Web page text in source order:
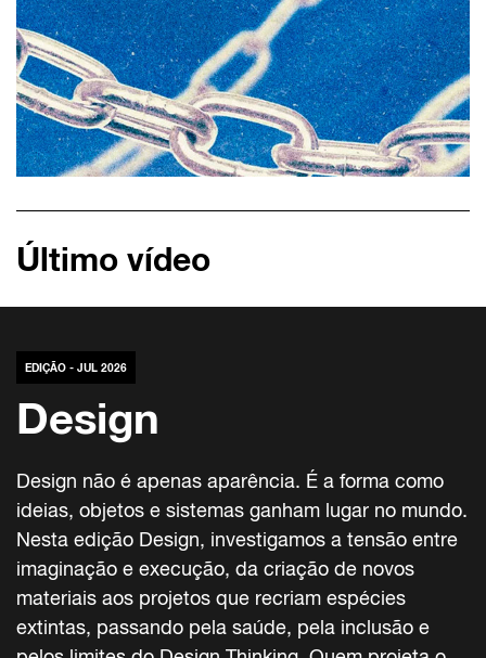
Último vídeo
EDIÇÃO - JUL 2026
Design
Design não é apenas aparência. É a forma como
ideias, objetos e sistemas ganham lugar no mundo.
Nesta edição Design, investigamos a tensão entre
imaginação e execução, da criação de novos
materiais aos projetos que recriam espécies
extintas, passando pela saúde, pela inclusão e